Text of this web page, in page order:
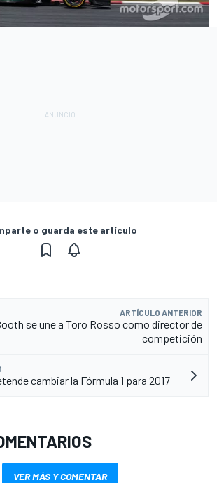
o guarda este artículo
ARTÍCULO ANTERIOR
se une a Toro Rosso como director de
competición
cambiar la Fórmula 1 para 2017
VER MÁS Y COMENTAR